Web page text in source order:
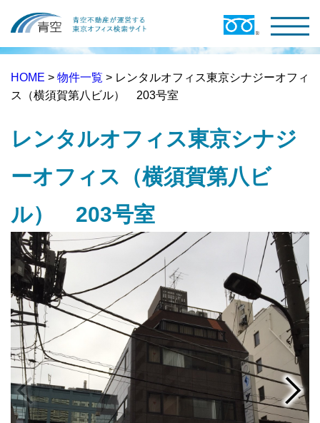
HOME > 物件一覧 > レンタルオフィス東京シナジーオフィ
ス（横須賀第八ビル） 203号室
レンタルオフィス東京シナジ
ーオフィス（横須賀第八ビ
ル） 203号室